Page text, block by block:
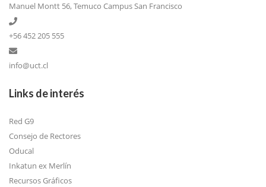
Manuel Montt 56, Temuco Campus San Francisco
+56 452 205 555
info@uct.cl
Links de interés
Red G9
Consejo de Rectores
Oducal
Inkatun ex Merlín
Recursos Gráficos